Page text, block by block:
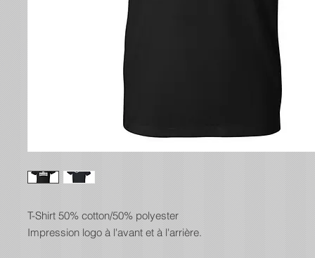
T-Shirt 50% cotton/50% polyester
Impression logo à l'avant et à l'arrière.